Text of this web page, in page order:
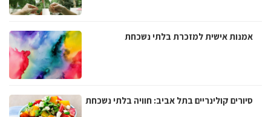
אמנות אישית למזכרת בלתי נשכחת
סיורים קולינריים בתל אביב: חוויה בלתי נשכחת